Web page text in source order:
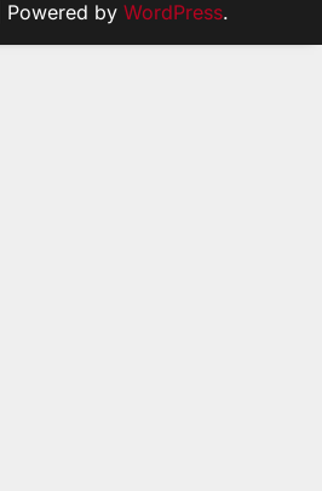
| Powered by WordPress.